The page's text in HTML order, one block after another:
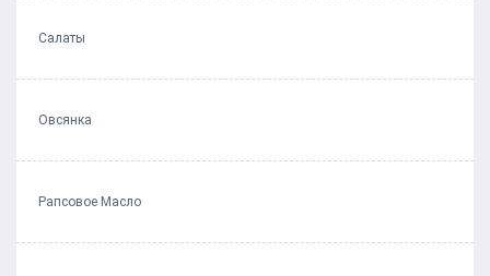
Салаты
Овсянка
Рапсовое Масло